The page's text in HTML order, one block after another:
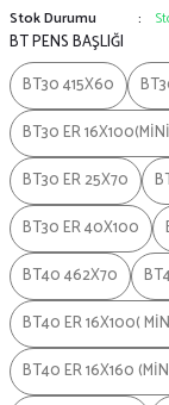
Stok Durumu
BT PENS BAŞLIĞI
BT30 415X60
BT30 ER
BT30 ER 25X70
BT30 ER 40X100
BT40 462X70
BT40 ER 16X100(
BT40 ER 16X160